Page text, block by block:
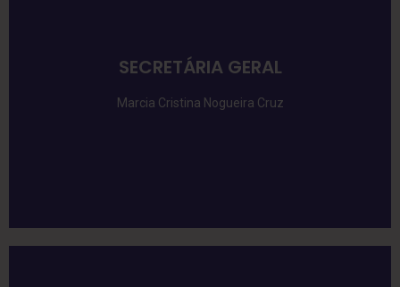
SECRETÁRIA GERAL
Marcia Cristina Nogueira Cruz